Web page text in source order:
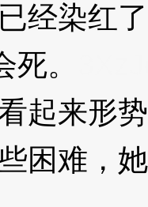
经染红
。
来形势
困难，